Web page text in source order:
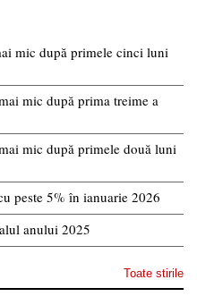
mic după primele cinci luni
mic după prima treime a
mic după primele două luni
peste 5% în ianuarie 2026
anului 2025
Toate stirile